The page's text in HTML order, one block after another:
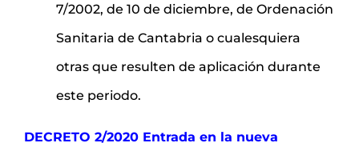
7/2002, de 10 de diciembre, de Ordenación
Sanitaria de Cantabria o cualesquiera
otras que resulten de aplicación durante
este periodo.
DECRETO 2/2020 Entrada en la nueva